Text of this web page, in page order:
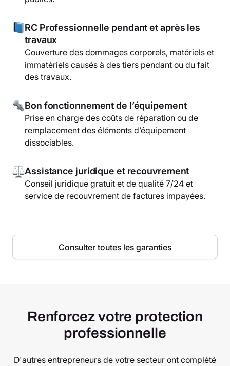
RC Professionnelle pendant et après les
travaux
Couverture des dommages corporels, matériels et
immatériels causés à des tiers pendant ou du fait
des travaux.
Bon fonctionnement de l’équipement
Prise en charge des coûts de réparation ou de
remplacement des éléments d’équipement
dissociables.
Assistance juridique et recouvrement
Conseil juridique gratuit et de qualité 7/24 et
service de recouvrement de factures impayées.
Consulter toutes les garanties
Renforcez votre protection
professionnelle
D'autres entrepreneurs de votre secteur ont complété